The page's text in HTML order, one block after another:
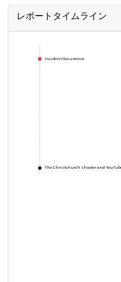
レポートタイムライン
Incident Occurrence
The Christchurch shooter and